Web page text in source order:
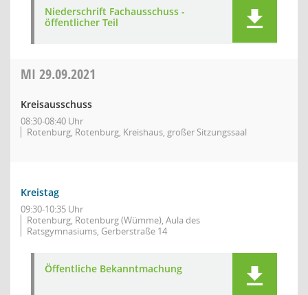
Niederschrift Fachausschuss -
öffentlicher Teil
MI 29.09.2021
Kreisausschuss
08:30-08:40 Uhr
Rotenburg, Rotenburg, Kreishaus, großer Sitzungssaal
Kreistag
09:30-10:35 Uhr
Rotenburg, Rotenburg (Wümme), Aula des
Ratsgymnasiums, Gerberstraße 14
Öffentliche Bekanntmachung